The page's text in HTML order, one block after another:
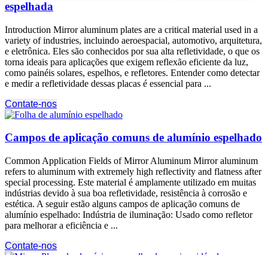
espelhada
Introduction Mirror aluminum plates are a critical material used in a
variety of industries, incluindo aeroespacial, automotivo, arquitetura,
e eletrônica. Eles são conhecidos por sua alta refletividade, o que os
torna ideais para aplicações que exigem reflexão eficiente da luz,
como painéis solares, espelhos, e refletores. Entender como detectar
e medir a refletividade dessas placas é essencial para ...
Contate-nos
Campos de aplicação comuns de alumínio espelhado
Common Application Fields of Mirror Aluminum Mirror aluminum
refers to aluminum with extremely high reflectivity and flatness after
special processing. Este material é amplamente utilizado em muitas
indústrias devido à sua boa refletividade, resistência à corrosão e
estética. A seguir estão alguns campos de aplicação comuns de
alumínio espelhado: Indústria de iluminação: Usado como refletor
para melhorar a eficiência e ...
Contate-nos